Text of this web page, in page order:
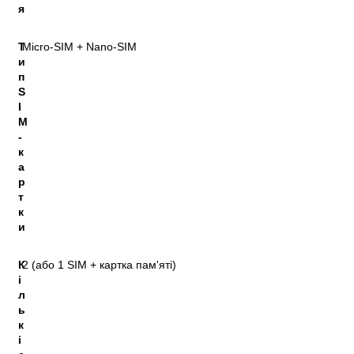
я
Т
и
п
S
I
M
-
к
а
р
т
к
и
Micro-SIM + Nano-SIM
К
і
л
ь
к
і
2 (або 1 SIM + картка пам'яті)